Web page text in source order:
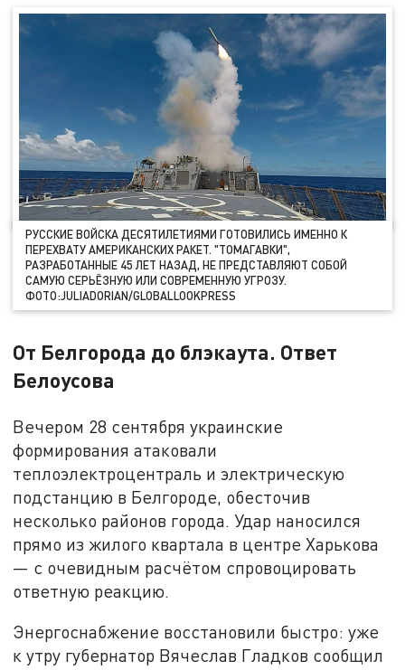
РУССКИЕ ВОЙСКА ДЕСЯТИЛЕТИЯМИ ГОТОВИЛИСЬ ИМЕННО К
ПЕРЕХВАТУ АМЕРИКАНСКИХ РАКЕТ. "ТОМАГАВКИ",
РАЗРАБОТАННЫЕ 45 ЛЕТ НАЗАД, НЕ ПРЕДСТАВЛЯЮТ СОБОЙ
САМУЮ СЕРЬЁЗНУЮ ИЛИ СОВРЕМЕННУЮ УГРОЗУ.
ФОТО:JULIADORIAN/GLOBALLOOKPRESS
От Белгорода до блэкаута. Ответ
Белоусова
Вечером 28 сентября украинские
формирования атаковали
теплоэлектроцентраль и электрическую
подстанцию в Белгороде, обесточив
несколько районов города. Удар наносился
прямо из жилого квартала в центре Харькова
— с очевидным расчётом спровоцировать
ответную реакцию.
Энергоснабжение восстановили быстро: уже
к утру губернатор Вячеслав Гладков сообщил